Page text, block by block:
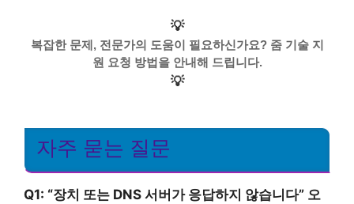
💡
복잡한 문제, 전문가의 도움이 필요하신가요? 줌 기술 지
원 요청 방법을 안내해 드립니다.
💡
자주 묻는 질문
Q1: “장치 또는 DNS 서버가 응답하지 않습니다” 오